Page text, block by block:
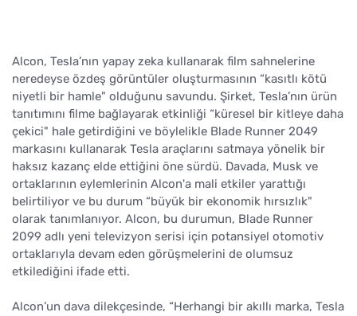
Alcon, Tesla’nın yapay zeka kullanarak film sahnelerine
neredeyse özdeş görüntüler oluşturmasının “kasıtlı kötü
niyetli bir hamle" olduğunu savundu. Şirket, Tesla’nın ürün
tanıtımını filme bağlayarak etkinliği “küresel bir kitleye daha
çekici" hale getirdiğini ve böylelikle Blade Runner 2049
markasını kullanarak Tesla araçlarını satmaya yönelik bir
haksız kazanç elde ettiğini öne sürdü. Davada, Musk ve
ortaklarının eylemlerinin Alcon'a mali etkiler yarattığı
belirtiliyor ve bu durum “büyük bir ekonomik hırsızlık"
olarak tanımlanıyor. Alcon, bu durumun, Blade Runner
2099 adlı yeni televizyon serisi için potansiyel otomotiv
ortaklarıyla devam eden görüşmelerini de olumsuz
etkilediğini ifade etti.
Alcon’un dava dilekçesinde, “Herhangi bir akıllı marka, Tesla